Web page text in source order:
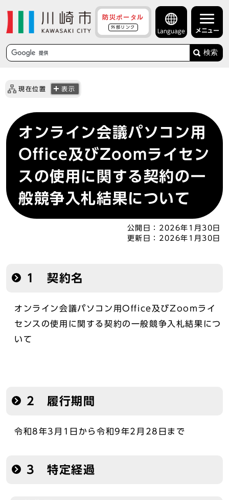
防災ポータル
外部リンク
Language メニュー
検索
現在位置 表示
オンライン会議パソコン用
Office及びZoomライセン
スの使用に関する契約の一
般競争入札結果について
公開日： 2026年1月30日
更新日： 2026年1月30日
1 契約名
オンライン会議パソコン用Office及びZoomライ
センスの使用に関する契約の一般競争入札結果につ
いて
2 履行期間
令和8年3月1日から令和9年2月28日まで
3 特定経過